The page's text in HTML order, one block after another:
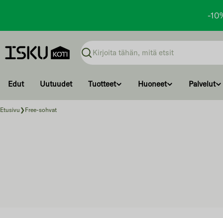
-
ja
siirry
Haku
Edut Uutuudet Tuotteet Huoneet Palvelut
Etusivu ❯ Free-sohvat